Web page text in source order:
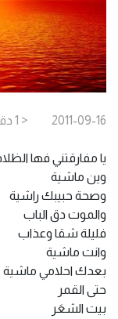
2011-09-16
< 1
يا مفارقتني فها
وين ماشية
وصحة حبيبك راشية
والموت دق الباب
فليلة شقا وعذاب
وانت ماشية
بعدك احلامي ماشية
حتى القمر
بيت الشعَر